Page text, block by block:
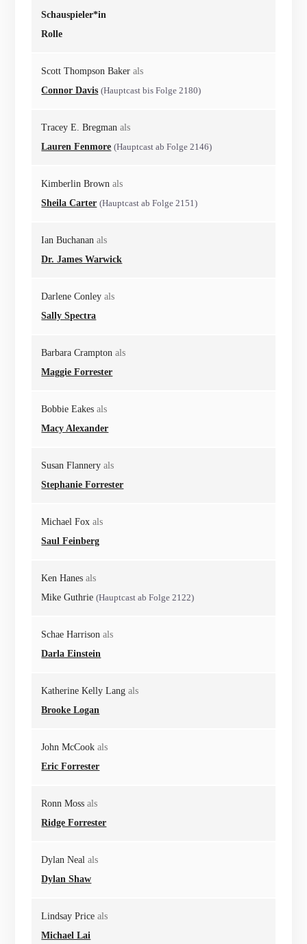
Schauspieler*in
Rolle
Scott Thompson Baker als
Connor Davis (Hauptcast bis Folge 2180)
Tracey E. Bregman als
Lauren Fenmore (Hauptcast ab Folge 2146)
Kimberlin Brown als
Sheila Carter (Hauptcast ab Folge 2151)
Ian Buchanan als
Dr. James Warwick
Darlene Conley als
Sally Spectra
Barbara Crampton als
Maggie Forrester
Bobbie Eakes als
Macy Alexander
Susan Flannery als
Stephanie Forrester
Michael Fox als
Saul Feinberg
Ken Hanes als
Mike Guthrie (Hauptcast ab Folge 2122)
Schae Harrison als
Darla Einstein
Katherine Kelly Lang als
Brooke Logan
John McCook als
Eric Forrester
Ronn Moss als
Ridge Forrester
Dylan Neal als
Dylan Shaw
Lindsay Price als
Michael Lai